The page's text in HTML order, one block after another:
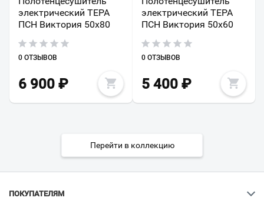
электрический ТЕРА
ПСН Виктория 50х80
0 ОТЗЫВОВ
6 900 ₽
электрический ТЕРА
ПСН Виктория 50x60
0 ОТЗЫВОВ
5 400₽
Перейти в коллекцию
ПОКУПАТЕЛЯМ